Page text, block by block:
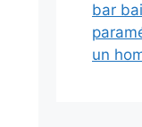
bar
un